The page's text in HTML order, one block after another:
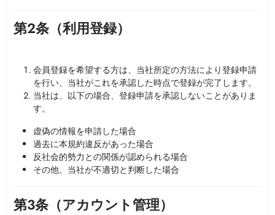
第2条（利用登録）
会員登録を希望する方は、当社所定の方法により登録申請
を行い、当社がこれを承認した時点で登録が完了します。
当社は、以下の場合、登録申請を承認しないことがありま
す。
虚偽の情報を申請した場合
過去に本規約違反があった場合
反社会的勢力との関係が認められる場合
その他、当社が不適切と判断した場合
第3条（アカウント管理）